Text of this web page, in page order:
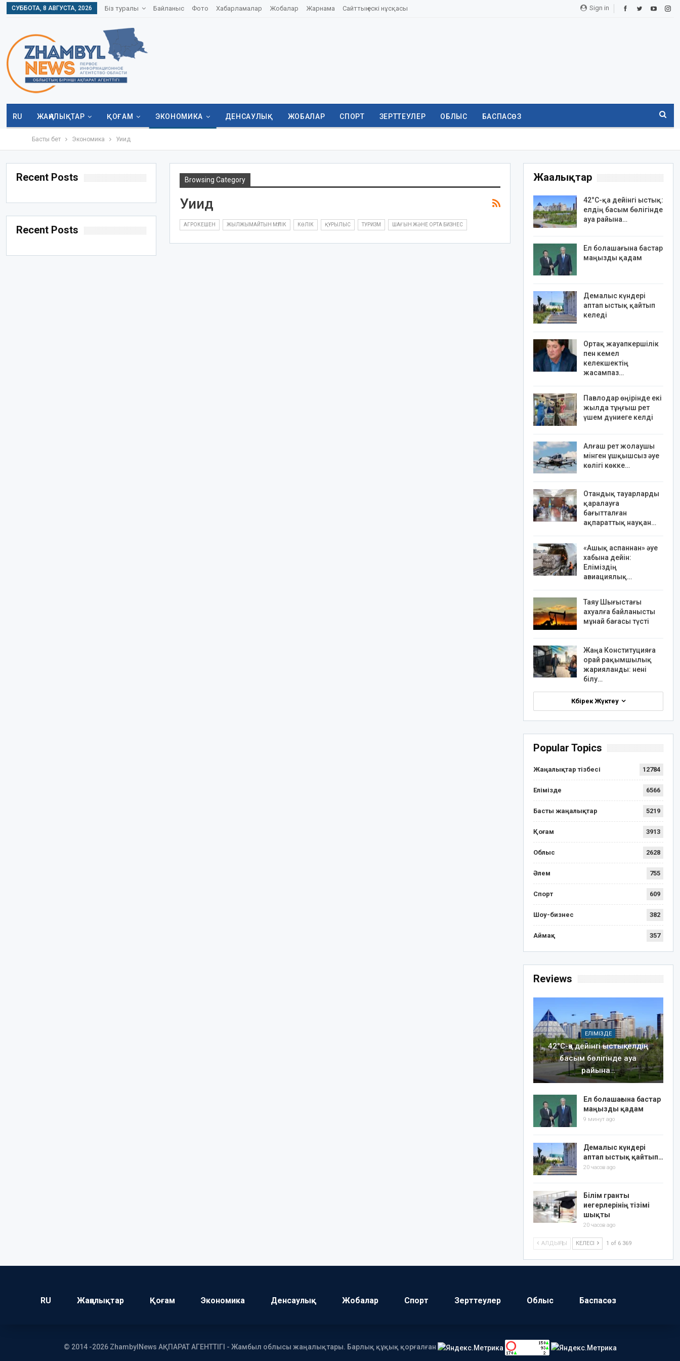
Sign in
СУББОТА, 8 АВГУСТА, 2026 Біз туралы Байланыс Фото Хабарламалар Жобалар Жарнама Сайттың ескі нұсқасы
RU ЖАҢАЛЫҚТАР ҚОҒАМ ЭКОНОМИКА ДЕНСАУЛЫҚ ЖОБАЛАР СПОРТ ЗЕРТТЕУЛЕР ОБЛЫС БАСПАСӨЗ
Басты бет Экономика Уиид
Browsing Category
Уиид
АГРОКЕШЕН ЖЫЛЖЫМАЙТЫН МҮЛІК КӨЛІК ҚҰРЫЛЫС ТУРИЗМ ШАҒЫН ЖӘНЕ ОРТА БИЗНЕС
Жаңалықтар
42°C-қа дейінгі ыстық:
елдің басым бөлігінде
ауа райына…
Ел болашағына бастар
маңызды қадам
Демалыс күндері
аптап ыстық қайтып
келеді
Ортақ жауапкершілік
пен кемел
келекшектің
жасампаз…
Павлодар өңірінде екі
жылда тұңғыш рет
үшем дүниеге келді
Алғаш рет жолаушы
мінген ұшқышсыз әуе
көлігі көкке…
Отандық тауарларды
қаралауға
бағытталған
ақпараттық науқан…
«Ашық аспаннан» әуе
хабына дейін:
Еліміздің
авиациялық…
Таяу Шығыстағы
ахуалға байланысты
мұнай бағасы түсті
Жаңа Конституцияға
орай рақымшылық
жарияланды: нені
білу…
Көбірек Жүктеу
Popular Topics
Жаңалықтар тізбесі 12784
Елімізде 6566
Басты жаңалықтар 5219
Қоғам 3913
Облыс 2628
Әлем 755
Спорт 609
Шоу-бизнес 382
Аймақ 357
Reviews
ЕЛІМІЗДЕ
42°C-қа дейінгі ыстық: елдің
басым бөлігінде ауа
райына…
Ел болашағына бастар
маңызды қадам
9 минут ago
Демалыс күндері
аптап ыстық қайтып…
20 часов ago
Білім гранты
иегерлерінің тізімі
шықты
20 часов ago
АЛДЫҢҒЫ КЕЛЕСІ 1 of 6 369
Recent Posts
Recent Posts
RU Жаңалықтар Қоғам Экономика Денсаулық Жобалар Спорт Зерттеулер Облыс Баспасөз
© 2014 -2026 ZhambylNews АҚПАРАТ АГЕНТТІГІ - Жамбыл облысы жаңалықтары. Барлық құқық қорғалған